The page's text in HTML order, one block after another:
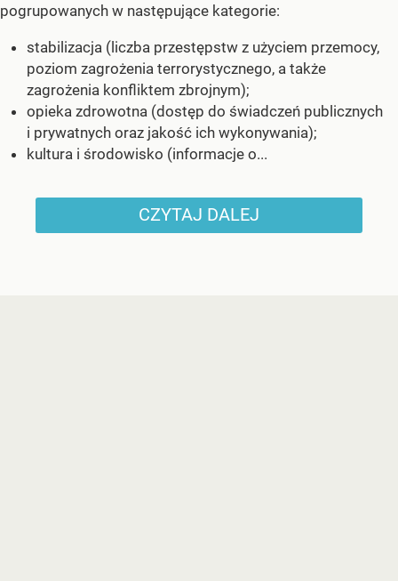
pogrupowanych w następujące kategorie:
stabilizacja (liczba przestępstw z użyciem przemocy,
poziom zagrożenia terrorystycznego, a także
zagrożenia konfliktem zbrojnym);
opieka zdrowotna (dostęp do świadczeń publicznych
i prywatnych oraz jakość ich wykonywania);
kultura i środowisko (informacje o...
CZYTAJ DALEJ